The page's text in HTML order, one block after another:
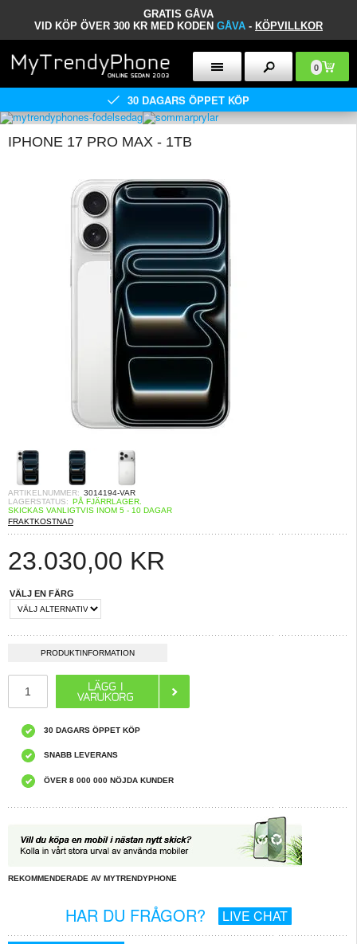
GRATIS GÅVA
VID KÖP ÖVER 300 KR MED KODEN GÅVA - KÖPVILLKOR
0
30 DAGARS ÖPPET KÖP
IPHONE 17 PRO MAX - 1TB
ARTIKELNUMMER: 3014194-VAR
LAGERSTATUS: PÅ FJÄRRLAGER.
SKICKAS VANLIGTVIS INOM 5 - 10 DAGAR
FRAKTKOSTNAD
23.030,00 KR
VÄLJ EN FÄRG
PRODUKTINFORMATION
30 DAGARS ÖPPET KÖP
SNABB LEVERANS
ÖVER 8 000 000 NÖJDA KUNDER
REKOMMENDERADE AV MYTRENDYPHONE
HAR DU FRÅGOR? LIVE CHAT